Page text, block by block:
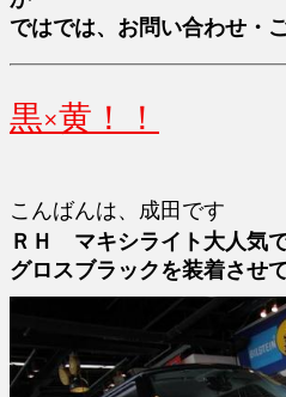
ではでは、お問い合わせ・
黒×黄！！
こんばんは、成田です
ＲＨ マキシライト大人気
グロスブラックを装着させ